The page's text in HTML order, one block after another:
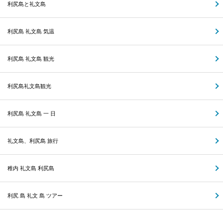
利尻島と礼文島
利尻島 礼文島 気温
利尻島 礼文島 観光
利尻島礼文島観光
利尻島 礼文島 一 日
礼文島、利尻島 旅行
稚内 礼文島 利尻島
利尻 島 礼文 島 ツアー